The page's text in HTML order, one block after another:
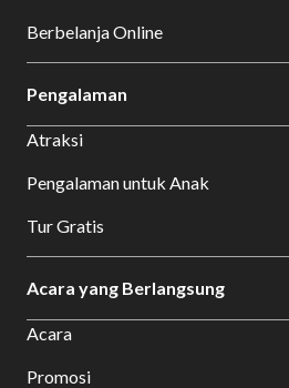
Berbelanja Online
Pengalaman
Atraksi
Pengalaman untuk Anak
Tur Gratis
Acara yang Berlangsung
Acara
Promosi